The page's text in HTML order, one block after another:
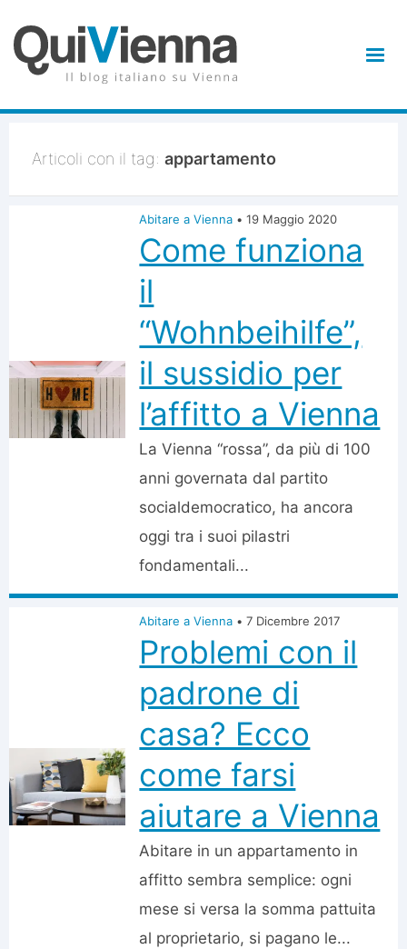
Articoli con il tag: appartamento
Abitare a Vienna • 19 Maggio 2020
Come funziona
il
“Wohnbeihilfe”,
il sussidio per
l’affitto a Vienna
La Vienna “rossa”, da più di 100
anni governata dal partito
socialdemocratico, ha ancora
oggi tra i suoi pilastri
fondamentali...
Abitare a Vienna • 7 Dicembre 2017
Problemi con il
padrone di
casa? Ecco
come farsi
aiutare a Vienna
Abitare in un appartamento in
affitto sembra semplice: ogni
mese si versa la somma pattuita
al proprietario, si pagano le...